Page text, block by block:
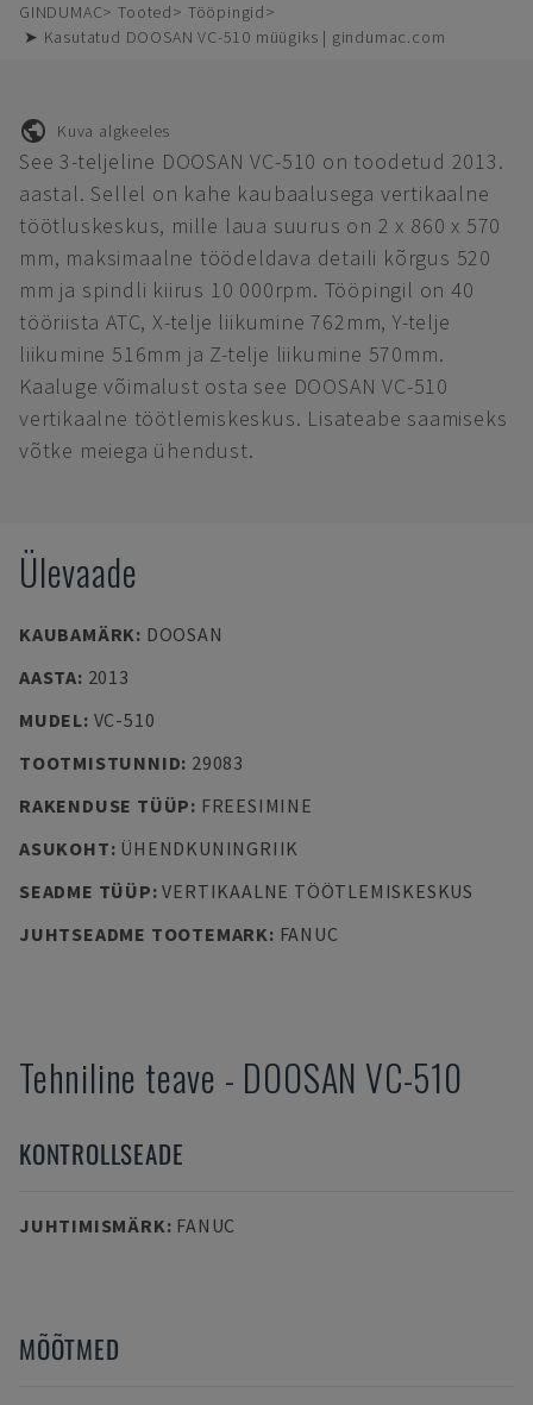
GINDUMAC Tooted
Tööpingid
➤ Kasutatud DOOSAN VC-510 müügiks | gindumac.com
Kuva algkeeles
See 3-teljeline DOOSAN VC-510 on toodetud 2013.
aastal. Sellel on kahe kaubaalusega vertikaalne
töötluskeskus, mille laua suurus on 2 x 860 x 570
mm, maksimaalne töödeldava detaili kõrgus 520
mm ja spindli kiirus 10 000rpm. Tööpingil on 40
tööriista ATC, X-telje liikumine 762mm, Y-telje
liikumine 516mm ja Z-telje liikumine 570mm.
Kaaluge võimalust osta see DOOSAN VC-510
vertikaalne töötlemiskeskus. Lisateabe saamiseks
võtke meiega ühendust.
Ülevaade
KAUBAMÄRK: DOOSAN
AASTA: 2013
MUDEL: VC-510
TOOTMISTUNNID: 29083
RAKENDUSE TÜÜP: FREESIMINE
ASUKOHT: ÜHENDKUNINGRIIK
SEADME TÜÜP:VERTIKAALNE TÖÖTLEMISKESKUS
JUHTSEADME TOOTEMARK: FANUC
Tehniline teave - DOOSAN VC-510
KONTROLLSEADE
JUHTIMISMÄRK: FANUC
MÕÕTMED